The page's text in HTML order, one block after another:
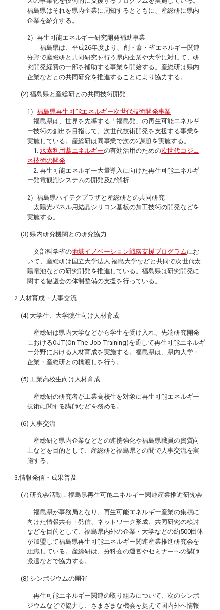
福島県はそれを県内企業に周知するとともに、産総研に県内
企業を紹介する。
2）再生可能エネルギー研究開発補助事業
福島県は、平成26年度より、創・蓄・省エネルギー関連
分野で産総研と共同研究を行う県内企業や大学に対して、研
究開発経費の一部を補助する事業を開始する。産総研は県内
企業などとの共同研究を推進することにより協力する。
(2) 福島県と産総研との共同技術開発
1）福島県再生可能エネルギー次世代技術開発事業
福島県は、世界を先導する「福島発」の再生可能エネルギ
ー技術の創出を目指して、次世代技術開発を支援する事業を
実施している。産総研は同事業で次の2課題を実施する。
1.水素利用蓄エネルギーの有効活用のための次世代コジェ
ネ技術の開発
2. 再生可能エネルギー大量導入に向けた再生可能エネルギ
ー発電観測システムの開発及び解析
2）福島県ハイテクプラザと産総研との共同研究
太陽光パネル用結晶シリコン基板の加工技術の開発などを
実施する。
(3) 県内研究機関との研究協力
文部科学省の地域イノベーション戦略支援プログラムにお
いて、産総研は国立大学法人 福島大学などと共同で次世代太
陽電池などの研究開発を推進している。福島県は研究開発に
関する協議会の体制整備の支援を行っている。
2.人材育成・人事交流
(4) 大学生、大学院生向け人材育成
産総研は県内大学などから学生を受け入れ、先端研究開発
におけるOJT(On The Job Training)を通して再生可能エネルギ
ー分野における人材育成を実施する。福島県は、県内大学・
企業・産総研との橋渡しを行う。
(5) 工業高校生向け人材育成
産総研の研究者が工業高校生を対象に再生可能エネルギー
技術に関する講師などを務める。
(6) 人事交流
産総研と県内企業などとの連携強化や福島県職員の資質向
上などを目的として、産総研と福島県との間で人事交流を実
施する。
3.情報発信・成果普及
(7) 研究会活動：福島県再生可能エネルギー関連産業推進研究会
福島県が事務局となり、再生可能エネルギー産業の集積に
向けた情報共有・発信、ネットワーク形成、共同研究の検討
などを目的として、福島県内外の企業・大学などの約500団体
が加盟して福島県再生可能エネルギー関連産業推進研究会を
組織している。産総研は、分科会の運営やセミナーへの講師
派遣などで協力する。
(8) シンポジウムの開催
再生可能エネルギー関連の取り組みについて、次のシンポ
ジウムなどで協力し、さまざまな機会を捉えて国内外へ情報